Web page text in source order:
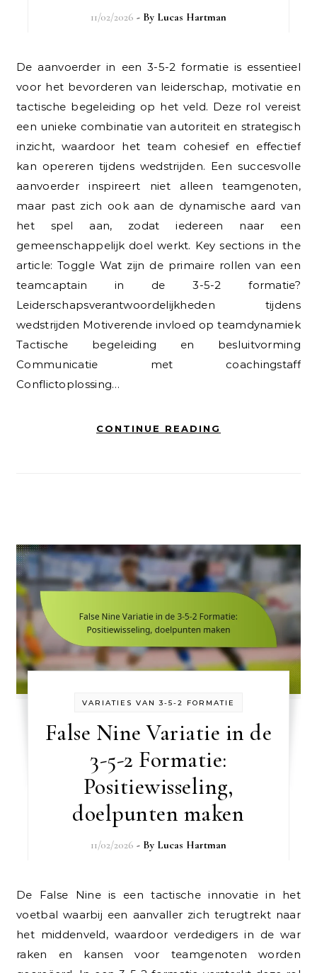
11/02/2026 - By Lucas Hartman
De aanvoerder in een 3-5-2 formatie is essentieel
voor het bevorderen van leiderschap, motivatie en
tactische begeleiding op het veld. Deze rol vereist
een unieke combinatie van autoriteit en strategisch
inzicht, waardoor het team cohesief en effectief
kan opereren tijdens wedstrijden. Een succesvolle
aanvoerder inspireert niet alleen teamgenoten,
maar past zich ook aan de dynamische aard van
het spel aan, zodat iedereen naar een
gemeenschappelijk doel werkt. Key sections in the
article: Toggle Wat zijn de primaire rollen van een
teamcaptain in de 3-5-2 formatie?
Leiderschapsverantwoordelijkheden tijdens
wedstrijden Motiverende invloed op teamdynamiek
Tactische begeleiding en besluitvorming
Communicatie met coachingstaff
Conflictoplossing…
CONTINUE READING
VARIATIES VAN 3-5-2 FORMATIE
False Nine Variatie in de
3-5-2 Formatie:
Positiewisseling,
doelpunten maken
11/02/2026 - By Lucas Hartman
De False Nine is een tactische innovatie in het
voetbal waarbij een aanvaller zich terugtrekt naar
het middenveld, waardoor verdedigers in de war
raken en kansen voor teamgenoten worden